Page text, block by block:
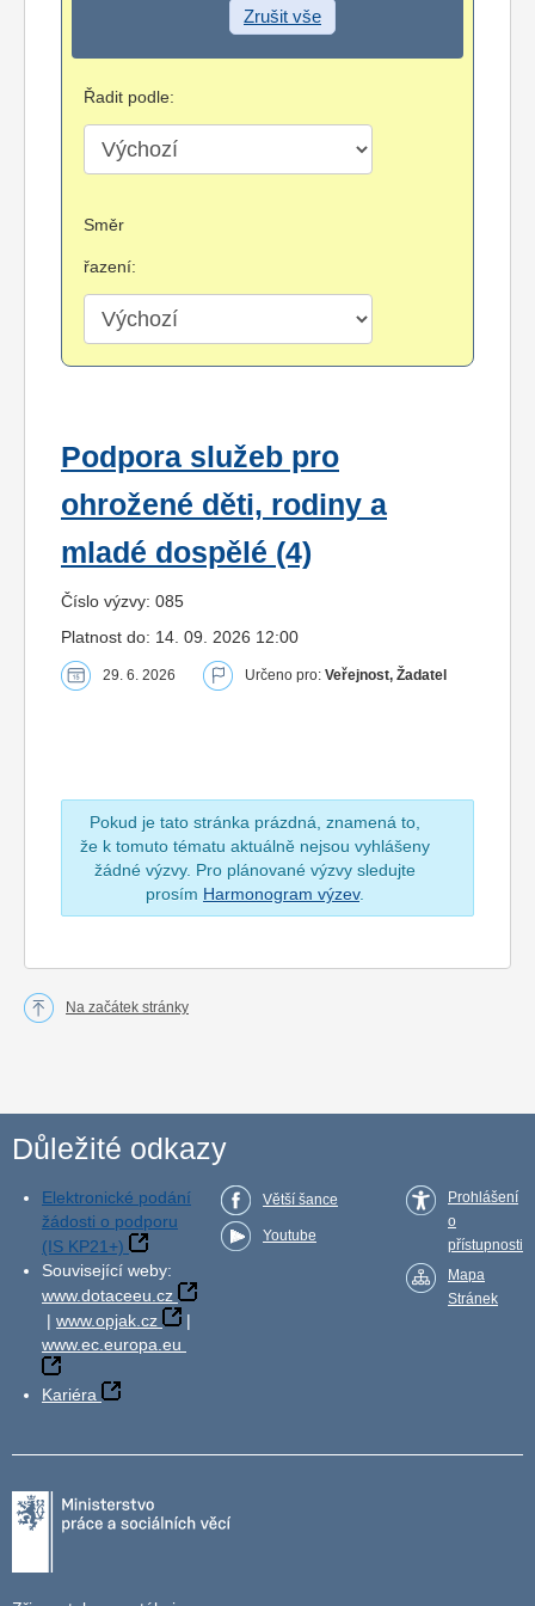
Zrušit vše
Řadit podle:
Směr
řazení:
Podpora služeb pro
ohrožené děti, rodiny a
mladé dospělé (4)
Číslo výzvy: 085
Platnost do: 14. 09. 2026 12:00
29. 6. 2026 Určeno pro: Veřejnost, Žadatel
Pokud je tato stránka prázdná, znamená to,
že k tomuto tématu aktuálně nejsou vyhlášeny
žádné výzvy. Pro plánované výzvy sledujte
prosím Harmonogram výzev.
Na začátek stránky
Důležité odkazy
Elektronické podání
žádosti o podporu
(IS KP21+)
Související weby:
www.dotaceeu.cz
| www.opjak.cz
|
www.ec.europa.eu
Kariéra
Větší šance
Youtube
Prohlášení
o
přístupnosti
Mapa
Stránek